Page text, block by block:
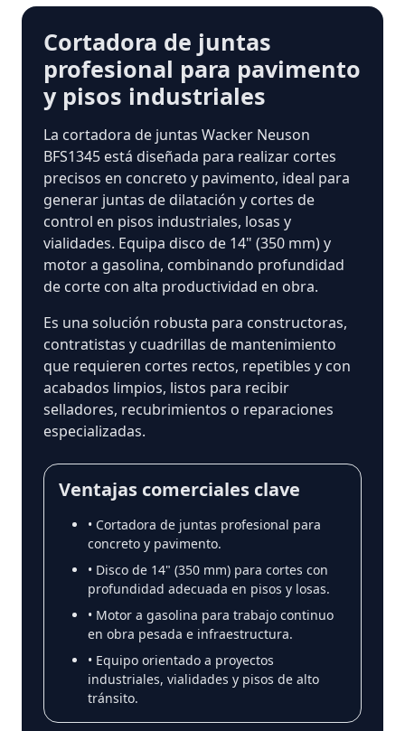
Cortadora de juntas
profesional para pavimento
y pisos industriales
La cortadora de juntas Wacker Neuson
BFS1345 está diseñada para realizar cortes
precisos en concreto y pavimento, ideal para
generar juntas de dilatación y cortes de
control en pisos industriales, losas y
vialidades. Equipa disco de 14" (350 mm) y
motor a gasolina, combinando profundidad
de corte con alta productividad en obra.
Es una solución robusta para constructoras,
contratistas y cuadrillas de mantenimiento
que requieren cortes rectos, repetibles y con
acabados limpios, listos para recibir
selladores, recubrimientos o reparaciones
especializadas.
Ventajas comerciales clave
• Cortadora de juntas profesional para
concreto y pavimento.
• Disco de 14" (350 mm) para cortes con
profundidad adecuada en pisos y losas.
• Motor a gasolina para trabajo continuo
en obra pesada e infraestructura.
• Equipo orientado a proyectos
industriales, vialidades y pisos de alto
tránsito.